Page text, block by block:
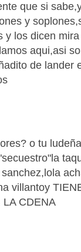
que si
y
y los dicen
aqui,asi
de lander
o tu
villantoy
LA CDENA